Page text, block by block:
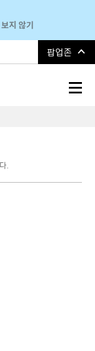
지 않기
팝업존
.